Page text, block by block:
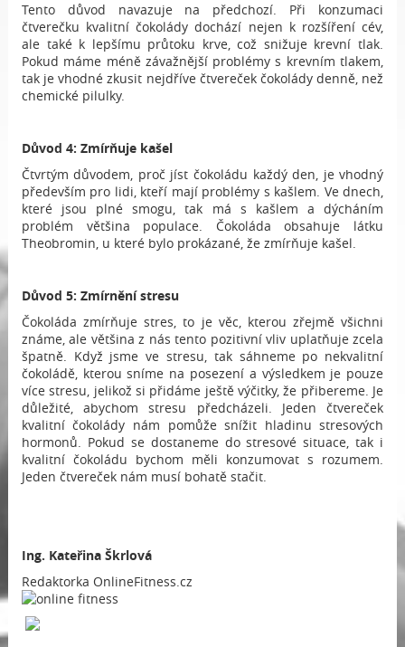
Tento důvod navazuje na předchozí. Při konzumaci
čtverečku kvalitní čokolády dochází nejen k rozšíření cév,
ale také k lepšímu průtoku krve, což snižuje krevní tlak.
Pokud máme méně závažnější problémy s krevním tlakem,
tak je vhodné zkusit nejdříve čtvereček čokolády denně, než
chemické pilulky.
Důvod 4: Zmírňuje kašel
Čtvrtým důvodem, proč jíst čokoládu každý den, je vhodný
především pro lidi, kteří mají problémy s kašlem. Ve dnech,
které jsou plné smogu, tak má s kašlem a dýcháním
problém většina populace. Čokoláda obsahuje látku
Theobromin, u které bylo prokázané, že zmírňuje kašel.
Důvod 5: Zmírnění stresu
Čokoláda zmírňuje stres, to je věc, kterou zřejmě všichni
známe, ale většina z nás tento pozitivní vliv uplatňuje zcela
špatně. Když jsme ve stresu, tak sáhneme po nekvalitní
čokoládě, kterou sníme na posezení a výsledkem je pouze
více stresu, jelikož si přidáme ještě výčitky, že přibereme. Je
důležité, abychom stresu předcházeli. Jeden čtvereček
kvalitní čokolády nám pomůže snížit hladinu stresových
hormonů. Pokud se dostaneme do stresové situace, tak i
kvalitní čokoládu bychom měli konzumovat s rozumem.
Jeden čtvereček nám musí bohatě stačit.
Ing. Kateřina Škrlová
Redaktorka OnlineFitness.cz